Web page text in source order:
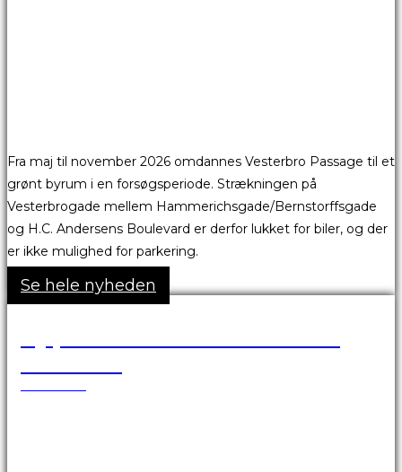
Fra maj til november 2026 omdannes Vesterbro Passage til et
grønt byrum i en forsøgsperiode. Strækningen på
Vesterbrogade mellem Hammerichsgade/Bernstorffsgade
og H.C. Andersens Boulevard er derfor lukket for biler, og der
er ikke mulighed for parkering.
Se hele nyheden